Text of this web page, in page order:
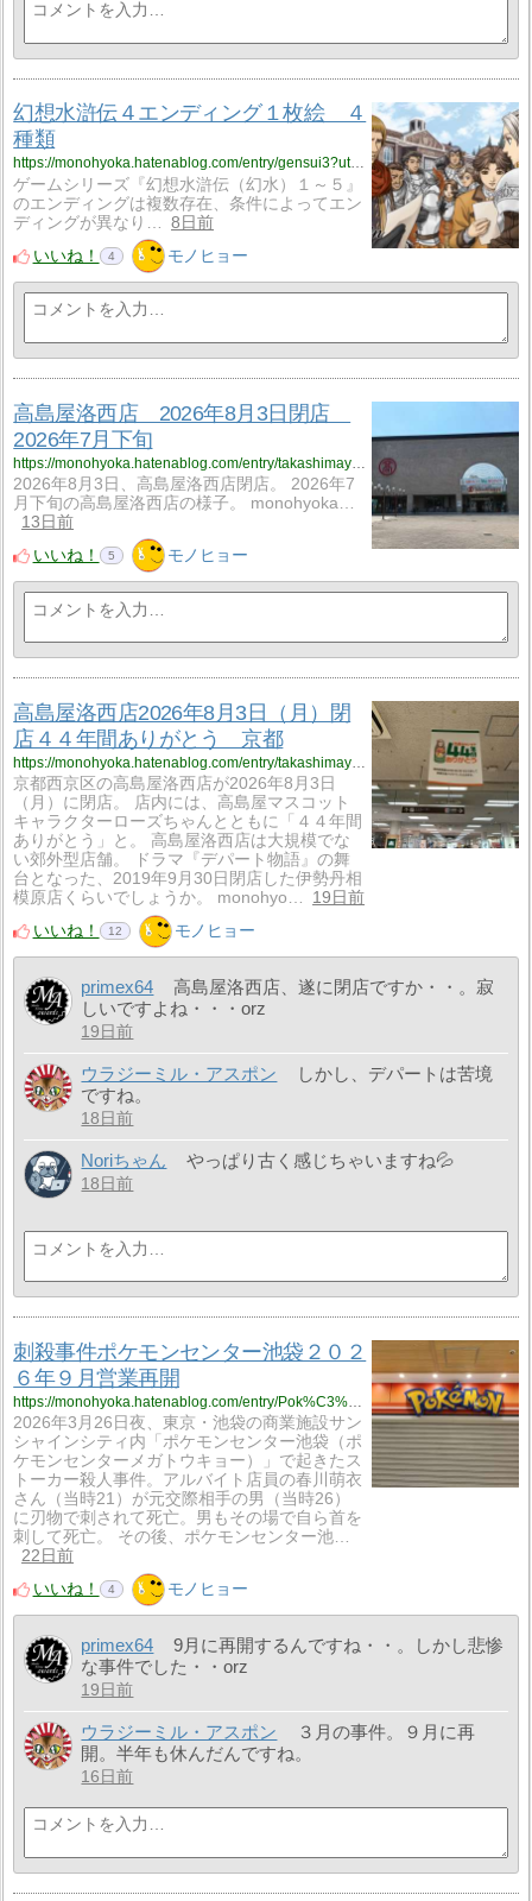
幻想水滸伝４エンディング１枚絵 ４
種類
https://monohyoka.hatenablog.com/entry/gensui3?utm_source=feed
ゲームシリーズ『幻想水滸伝（幻水）１～５』
のエンディングは複数存在、条件によってエン
ディングが異なり…
8日前
いいね！
4 モノヒョー
高島屋洛西店 2026年8月3日閉店
2026年7月下旬
2026年8月3日、高島屋洛西店閉店。 2026年7
月下旬の高島屋洛西店の様子。 monohyoka…
13日前
いいね！
5 モノヒョー
高島屋洛西店2026年8月3日（月）閉
店４４年間ありがとう 京都
https://monohyoka.hatenablog.com/entry/takashimaya?utm_source=feed
京都西京区の高島屋洛西店が2026年8月3日
（月）に閉店。 店内には、高島屋マスコット
キャラクターローズちゃんとともに「４４年間
ありがとう」と。 高島屋洛西店は大規模でな
い郊外型店舗。 ドラマ『デパート物語』の舞
台となった、2019年9月30日閉店した伊勢丹相
模原店くらいでしょうか。 monohyo…
19日前
いいね！
12 モノヒョー
primex64
高島屋洛西店、遂に閉店ですか・・。寂
しいですよね・・・orz
19日前
ウラジーミル・アスポン
しかし、デパートは苦境
ですね。
18日前
Noriちゃん やっぱり古く感じちゃいますね💦
18日前
刺殺事件ポケモンセンター池袋２０２
６年９月営業再開
https://monohyoka.hatenablog.com/entry/Pok%C3%A9mon_Center_Ikebukuro?utm_source=feed
2026年3月26日夜、東京・池袋の商業施設サン
シャインシティ内「ポケモンセンター池袋（ポ
ケモンセンターメガトウキョー）」で起きたス
トーカー殺人事件。アルバイト店員の春川萌衣
さん（当時21）が元交際相手の男（当時26）
に刃物で刺されて死亡。男もその場で自ら首を
刺して死亡。 その後、ポケモンセンター池…
22日前
いいね！
4 モノヒョー
primex64
9月に再開するんですね・・。しかし悲惨
な事件でした・・orz
19日前
ウラジーミル・アスポン
３月の事件。９月に再
開。半年も休んだんですね。
16日前